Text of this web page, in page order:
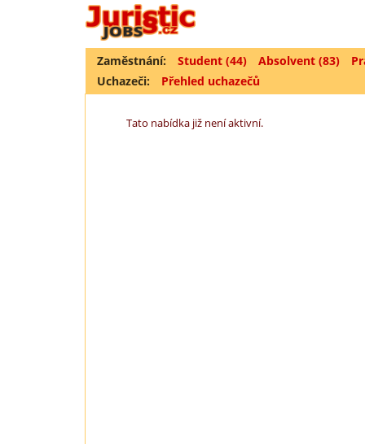
Zaměstnání: Student (44) Absolvent (83)
Uchazeči:
Přehled uchazečů
Tato nabídka již není aktivní.